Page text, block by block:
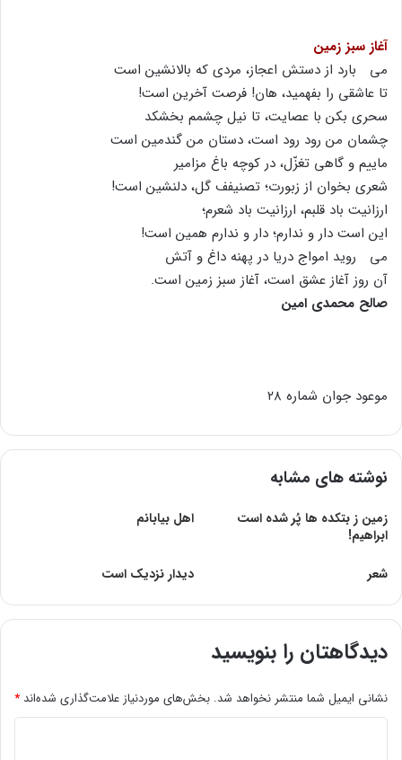
آغاز سبز زمین
مى بارد از دستش اعجاز، مردى که بالانشین است
تا عاشقى را بفهمید، هان! فرصت آخرین است!
سحرى بکن با عصایت، تا نیل چشمم بخشکد
چشمان من رود رود است، دستان من گندمین است
ماییم و گاهى تغزّل، در کوچه باغ مزامیر
شعرى بخوان از زبورت؛ تصنیفف گل، دلنشین است!
ارزانیت باد قلبم، ارزانیت باد شعرم؛
این است دار و ندارم؛ دار و ندارم همین است!
مى روید امواج دریا در پهنه داغ و آتش
آن روز آغاز عشق است، آغاز سبز زمین است.
صالح محمدى امین
موعود جوان شماره ۲۸
نوشته های مشابه
زمین ز بتکده ها پُر شده است
ابراهیم!
اهل بیابانم
شعر دیدار نزدیک است
دیدگاهتان را بنویسید
نشانی ایمیل شما منتشر نخواهد شد. بخش‌های موردنیاز علامت‌گذاری شده‌اند *